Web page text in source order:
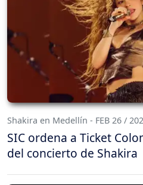
Shakira en Medellín - FEB 26 /
SIC ordena a Ticket
del concierto de Shakira